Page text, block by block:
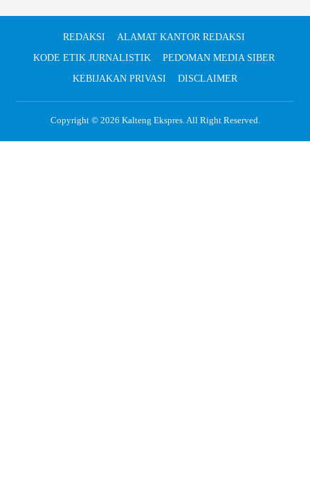
REDAKSI
ALAMAT KANTOR REDAKSI
KODE ETIK JURNALISTIK
PEDOMAN MEDIA SIBER
KEBIJAKAN PRIVASI
DISCLAIMER
Copyright © 2026 Kalteng Ekspres. All Right Reserved.